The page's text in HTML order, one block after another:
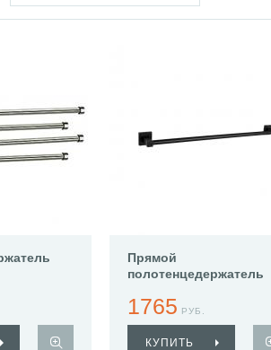
Прямой
полотенцедержатель
1765 РУБ.
КУПИТЬ